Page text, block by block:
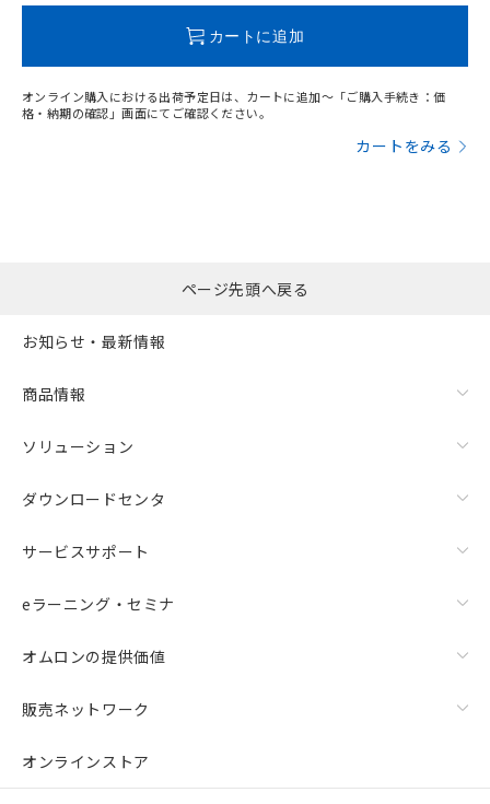
カートに追加
オンライン購入における出荷予定日は、カートに追加～「ご購入手続き：価
格・納期の確認」画面にてご確認ください。
カートをみる
ページ先頭へ戻る
お知らせ・最新情報
商品情報
ソリューション
ダウンロードセンタ
サービスサポート
eラーニング・セミナ
オムロンの提供価値
販売ネットワーク
オンラインストア